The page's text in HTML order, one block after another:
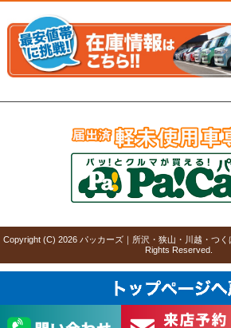
Copyright (C) 2026 パッカーズ｜所沢・狭山・川越・つ
Rights Reserved.